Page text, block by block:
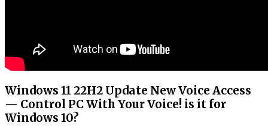
Windows 11 22H2 Update New Voice Access
— Control PC With Your Voice! is it for
Windows 10?